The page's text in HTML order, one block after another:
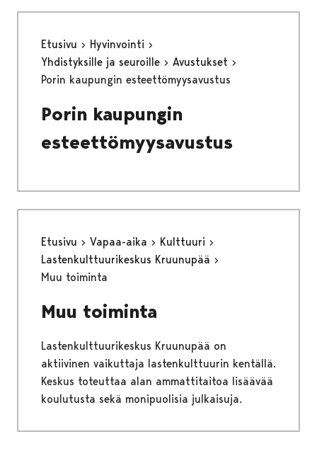
Etusivu
Hyvinvointi
Yhdistyksille ja seuroille
Avustukset
Porin kaupungin esteettömyysavustus
Porin kaupungin
esteettömyysavustus
Etusivu Vapaa-aika
Kulttuuri
Lastenkulttuurikeskus Kruunupää
Muu toiminta
Muu toiminta
Lastenkulttuurikeskus Kruunupää on
aktiivinen vaikuttaja lastenkulttuurin kentällä.
Keskus toteuttaa alan ammattitaitoa lisäävää
koulutusta sekä monipuolisia julkaisuja.